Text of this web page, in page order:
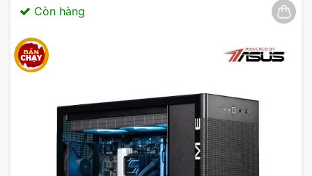
Sử dụng Vỏ máy tính Case Magic Aqua-M Ultra
Pro với thiết kế dạng bể cá hiện đại, với 2 mặt kính
cho phép bạn show toàn bộ linh kiện bên trong.
Case hỗ trợ lên đến 9 quạt làm mát, cho phép
Còn hàng